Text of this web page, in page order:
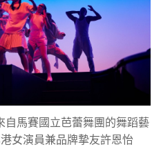
自馬賽國立芭蕾舞團的舞蹈藝
女演員兼品牌摯友許恩怡